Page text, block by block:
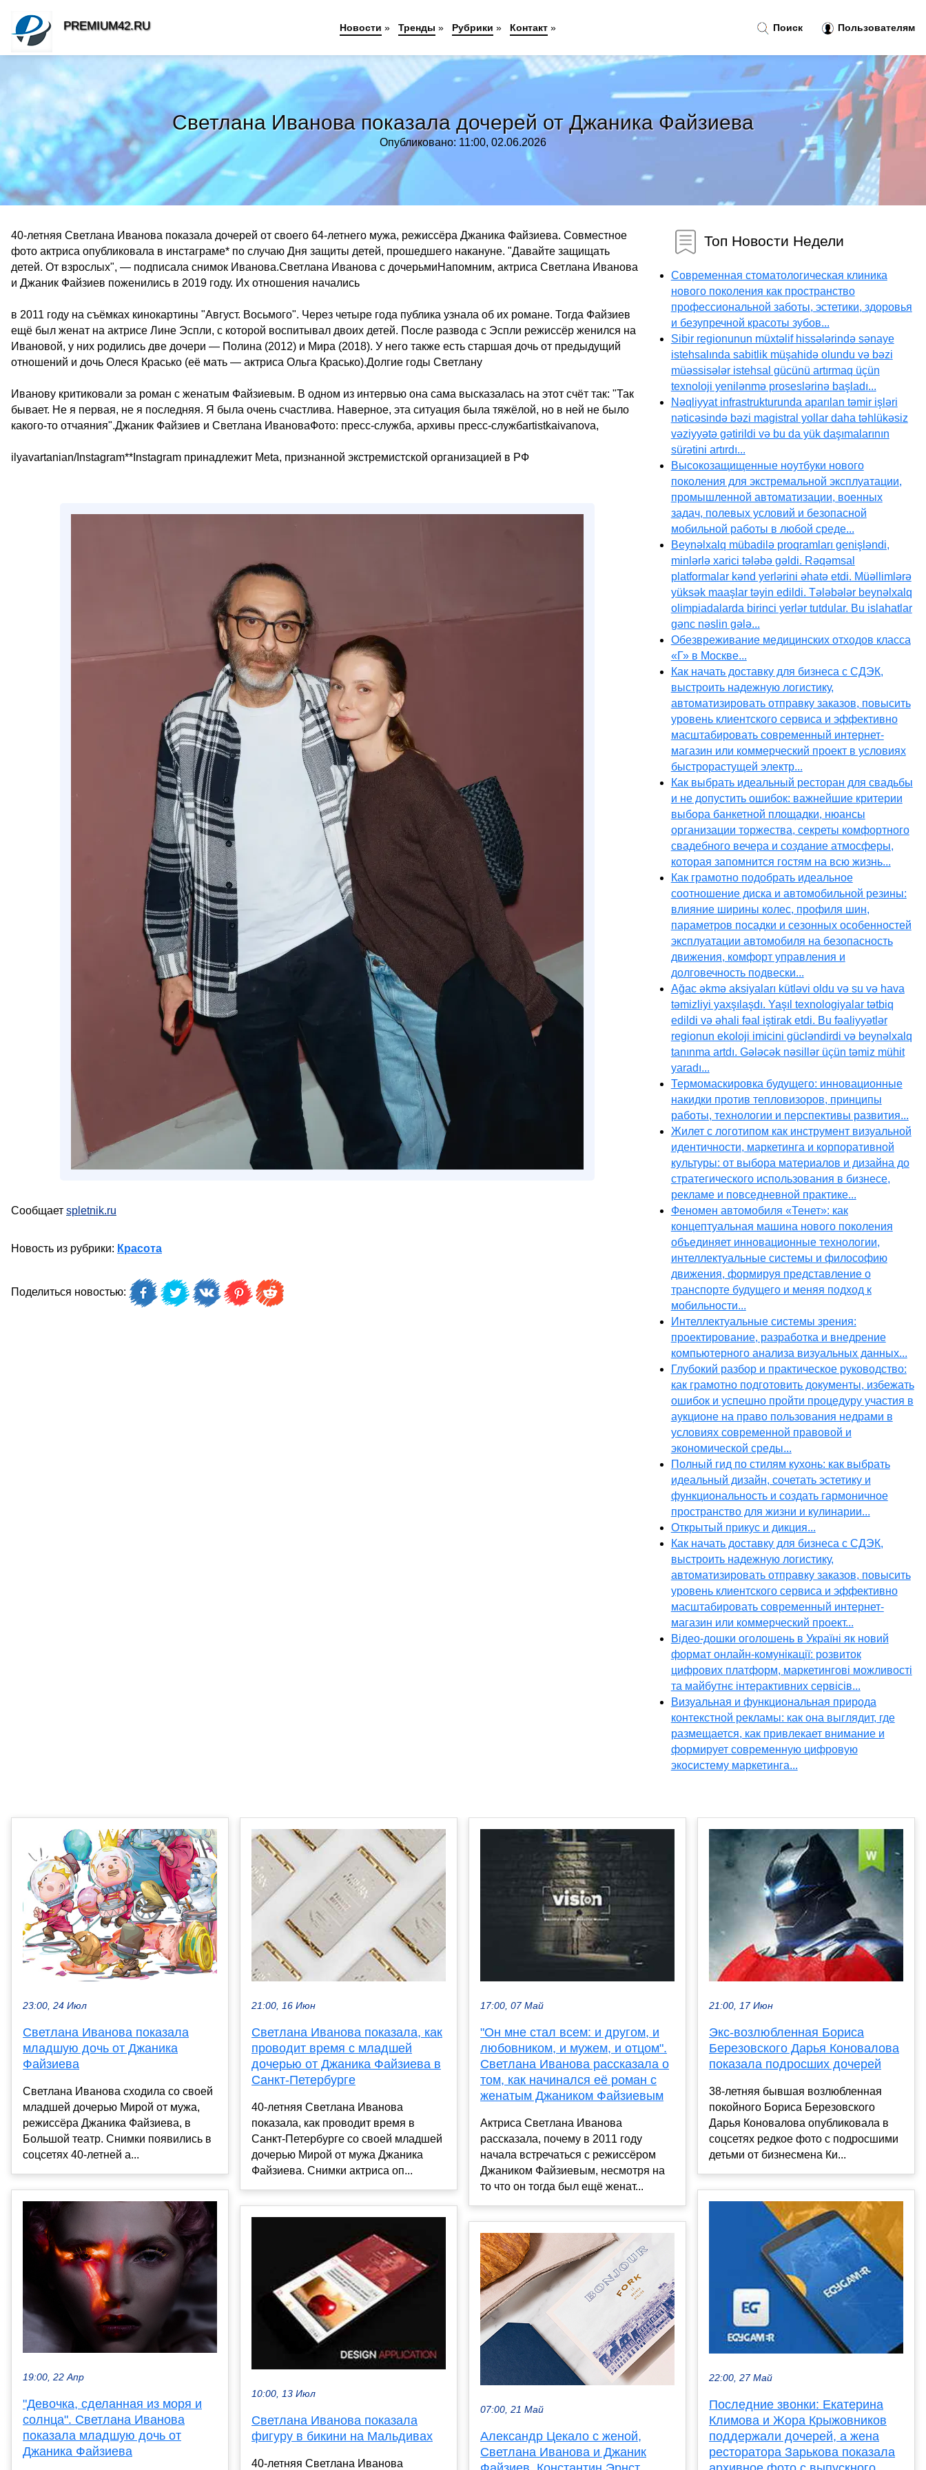
Светлана Иванова показала дочерей от Джаника Файзиева
Опубликовано: 11:00, 02.06.2026
40-летняя Светлана Иванова показала дочерей от своего 64-летнего мужа, режиссёра Джаника Файзиева. Совместное
фото актриса опубликовала в инстаграме* по случаю Дня защиты детей, прошедшего накануне. "Давайте защищать
детей. От взрослых", — подписала снимок Иванова.Светлана Иванова с дочерьмиНапомним, актриса Светлана Иванова
и Джаник Файзиев поженились в 2019 году. Их отношения начались
в 2011 году на съёмках кинокартины "Август. Восьмого". Через четыре года публика узнала об их романе. Тогда Файзиев
ещё был женат на актрисе Лине Эспли, с которой воспитывал двоих детей. После развода с Эспли режиссёр женился на
Ивановой, у них родились две дочери — Полина (2012) и Мира (2018). У него также есть старшая дочь от предыдущий
отношений и дочь Олеся Красько (её мать — актриса Ольга Красько).Долгие годы Светлану
Иванову критиковали за роман с женатым Файзиевым. В одном из интервью она сама высказалась на этот счёт так: "Так
бывает. Не я первая, не я последняя. Я была очень счастлива. Наверное, эта ситуация была тяжёлой, но в ней не было
какого-то отчаяния".Джаник Файзиев и Светлана ИвановаФото: пресс-служба, архивы пресс-службartistkaivanova,
ilyavartanian/Instagram**Instagram принадлежит Meta, признанной экстремистской организацией в РФ
Сообщает spletnik.ru
Новость из рубрики: Красота
Поделиться новостью:
Топ Новости Недели
Современная стоматологическая клиника
нового поколения как пространство
профессиональной заботы, эстетики, здоровья
и безупречной красоты зубов...
Sibir regionunun müxtəlif hissələrində sənaye
istehsalında sabitlik müşahidə olundu və bəzi
müəssisələr istehsal gücünü artırmaq üçün
texnoloji yenilənmə proseslərinə başladı...
Nəqliyyat infrastrukturunda aparılan təmir işləri
nəticəsində bəzi magistral yollar daha təhlükəsiz
vəziyyətə gətirildi və bu da yük daşımalarının
sürətini artırdı...
Высокозащищенные ноутбуки нового
поколения для экстремальной эксплуатации,
промышленной автоматизации, военных
задач, полевых условий и безопасной
мобильной работы в любой среде...
Beynəlxalq mübadilə proqramları genişləndi,
minlərlə xarici tələbə gəldi. Rəqəmsal
platformalar kənd yerlərini əhatə etdi. Müəllimlərə
yüksək maaşlar təyin edildi. Tələbələr beynəlxalq
olimpiadalarda birinci yerlər tutdular. Bu islahatlar
gənc nəslin gələ...
Обезвреживание медицинских отходов класса
«Г» в Москве...
Как начать доставку для бизнеса с СДЭК,
выстроить надежную логистику,
автоматизировать отправку заказов, повысить
уровень клиентского сервиса и эффективно
масштабировать современный интернет-
магазин или коммерческий проект в условиях
быстрорастущей электр...
Как выбрать идеальный ресторан для свадьбы
и не допустить ошибок: важнейшие критерии
выбора банкетной площадки, нюансы
организации торжества, секреты комфортного
свадебного вечера и создание атмосферы,
которая запомнится гостям на всю жизнь...
Как грамотно подобрать идеальное
соотношение диска и автомобильной резины:
влияние ширины колес, профиля шин,
параметров посадки и сезонных особенностей
эксплуатации автомобиля на безопасность
движения, комфорт управления и
долговечность подвески...
Ağac əkmə aksiyaları kütləvi oldu və su və hava
təmizliyi yaxşılaşdı. Yaşıl texnologiyalar tətbiq
edildi və əhali fəal iştirak etdi. Bu fəaliyyətlər
regionun ekoloji imicini gücləndirdi və beynəlxalq
tanınma artdı. Gələcək nəsillər üçün təmiz mühit
yaradı...
Термомаскировка будущего: инновационные
накидки против тепловизоров, принципы
работы, технологии и перспективы развития...
Жилет с логотипом как инструмент визуальной
идентичности, маркетинга и корпоративной
культуры: от выбора материалов и дизайна до
стратегического использования в бизнесе,
рекламе и повседневной практике...
Феномен автомобиля «Тенет»: как
концептуальная машина нового поколения
объединяет инновационные технологии,
интеллектуальные системы и философию
движения, формируя представление о
транспорте будущего и меняя подход к
мобильности...
Интеллектуальные системы зрения:
проектирование, разработка и внедрение
компьютерного анализа визуальных данных...
Глубокий разбор и практическое руководство:
как грамотно подготовить документы, избежать
ошибок и успешно пройти процедуру участия в
аукционе на право пользования недрами в
условиях современной правовой и
экономической среды...
Полный гид по стилям кухонь: как выбрать
идеальный дизайн, сочетать эстетику и
функциональность и создать гармоничное
пространство для жизни и кулинарии...
Открытый прикус и дикция...
Как начать доставку для бизнеса с СДЭК,
выстроить надежную логистику,
автоматизировать отправку заказов, повысить
уровень клиентского сервиса и эффективно
масштабировать современный интернет-
магазин или коммерческий проект...
Відео-дошки оголошень в Україні як новий
формат онлайн-комунікації: розвиток
цифрових платформ, маркетингові можливості
та майбутнє інтерактивних сервісів...
Визуальная и функциональная природа
контекстной рекламы: как она выглядит, где
размещается, как привлекает внимание и
формирует современную цифровую
экосистему маркетинга...
23:00, 24 Июл
Светлана Иванова показала
младшую дочь от Джаника
Файзиева
Светлана Иванова сходила со своей
младшей дочерью Мирой от мужа,
режиссёра Джаника Файзиева, в
Большой театр. Снимки появились в
соцсетях 40-летней а...
19:00, 22 Апр
"Девочка, сделанная из моря и
солнца". Светлана Иванова
показала младшую дочь от
Джаника Файзиева
21:00, 16 Июн
Светлана Иванова показала, как
проводит время с младшей
дочерью от Джаника Файзиева в
Санкт-Петербурге
40-летняя Светлана Иванова
показала, как проводит время в
Санкт-Петербурге со своей младшей
дочерью Мирой от мужа Джаника
Файзиева. Снимки актриса оп...
10:00, 13 Июл
Светлана Иванова показала
фигуру в бикини на Мальдивах
40-летняя Светлана Иванова
17:00, 07 Май
"Он мне стал всем: и другом, и
любовником, и мужем, и отцом".
Светлана Иванова рассказала о
том, как начинался её роман с
женатым Джаником Файзиевым
Актриса Светлана Иванова
рассказала, почему в 2011 году
начала встречаться с режиссёром
Джаником Файзиевым, несмотря на
то что он тогда был ещё женат...
07:00, 21 Май
Александр Цекало с женой,
Светлана Иванова и Джаник
21:00, 17 Июн
Экс-возлюбленная Бориса
Березовского Дарья Коновалова
показала подросших дочерей
38-летняя бывшая возлюбленная
покойного Бориса Березовского
Дарья Коновалова опубликовала в
соцсетях редкое фото с подросшими
детьми от бизнесмена Ки...
22:00, 27 Май
Последние звонки: Екатерина
Климова и Жора Крыжовников
поддержали дочерей, а жена
ресторатора Зарькова показала
Поиск Пользователям
PREMIUM42.RU Новости » Тренды » Рубрики » Контакт »